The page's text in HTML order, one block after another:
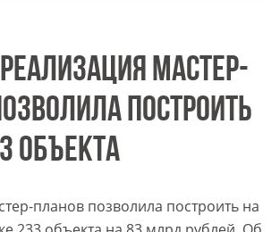
МАСТЕР-
ПОСТРОИТЬ
ОБЪЕКТА
планов позволила построить на